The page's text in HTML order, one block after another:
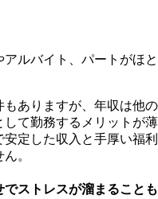
ルバイト、パートがほと
ありますが、年収は他の
て勤務するメリットが薄
定した収入と手厚い福利
。
ストレスが溜まることも